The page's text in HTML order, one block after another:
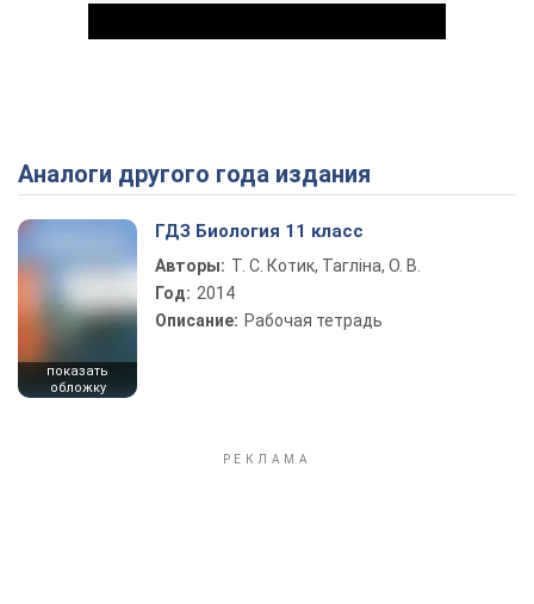
Play Video
Аналоги другого года издания
показать
обложку
ГДЗ Биология 11 класс
Авторы: Т. С. Котик, Тагліна, О. В.
Год: 2014
Описание: Рабочая тетрадь